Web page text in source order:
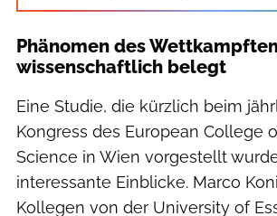
Phänomen des
wissenschaftlich belegt
Eine Studie, die kürzlich beim
Kongress des European College
Science in Wien vorgestellt
interessante Einblicke. Marco
Kollegen von der University of